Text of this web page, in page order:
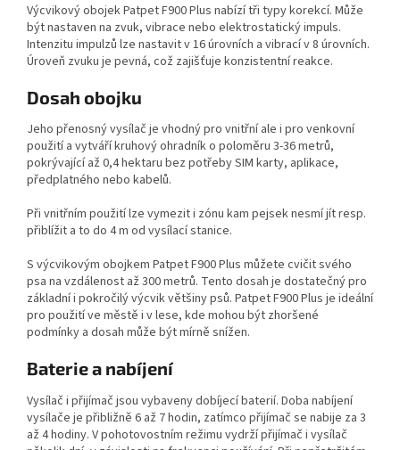
Výcvikový obojek Patpet F900 Plus nabízí tři typy korekcí. Může
být nastaven na zvuk, vibrace nebo elektrostatický impuls.
Intenzitu impulzů lze nastavit v 16 úrovních a vibrací v 8 úrovních.
Úroveň zvuku je pevná, což zajišťuje konzistentní reakce.
Dosah obojku
Jeho přenosný vysílač je vhodný pro vnitřní ale i pro venkovní
použití a vytváří kruhový ohradník o poloměru 3-36 metrů,
pokrývající až 0,4 hektaru bez potřeby SIM karty, aplikace,
předplatného nebo kabelů.
Při vnitřním použití lze vymezit i zónu kam pejsek nesmí jít resp.
přiblížit a to do 4 m od vysílací stanice.
S výcvikovým obojkem Patpet F900 Plus můžete cvičit svého
psa na vzdálenost až 300 metrů. Tento dosah je dostatečný pro
základní i pokročilý výcvik většiny psů. Patpet F900 Plus je ideální
pro použití ve městě i v lese, kde mohou být zhoršené
podmínky a dosah může být mírně snížen.
Baterie a nabíjení
Vysílač i přijímač jsou vybaveny dobíjecí baterií. Doba nabíjení
vysílače je přibližně 6 až 7 hodin, zatímco přijímač se nabije za 3
až 4 hodiny. V pohotovostním režimu vydrží přijímač i vysílač